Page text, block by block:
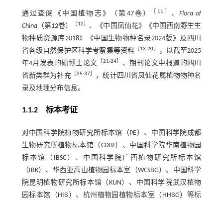
通过查阅《中国植物志》（第47卷） 11 、Flora of
China（第12卷） 12
、《中国凤仙花》《中国西南野生生
物种质资源库2018》《中国生物物种名录2024版》及四川
省各级自然保护区科学考察集等资料
13-20
，以截至2025
年4月发表的硕博士论文
21-24
、期刊论文中报道的四川
省新类群为补充
25-37］
，统计四川省凤仙花属植物物种名
录及地理分布信息。
1.1.2 标本考证
对中国科学院植物研究所标本馆（PE）、中国科学院成都
生物研究所植物标本馆（CDBI）、中国科学院华南植物园
标本馆（IBSC）、中国科学院广西植物研究所标本馆
（IBK）、华西亚高山植物园标本室（WCSBG）、中国科学
院昆明植物研究所标本馆（KUN）、中国科学院武汉植物
园标本馆（HIB）、杭州植物园植物标本室（HHBG）等标